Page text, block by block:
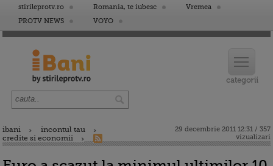
stirileprotv.ro Romania, te iubesc
Vremea
PROTV NEWS
VOYO
ibani
incontul tau
credite si economii
29 decembrie 2011 12:31 / 357
vizualizari